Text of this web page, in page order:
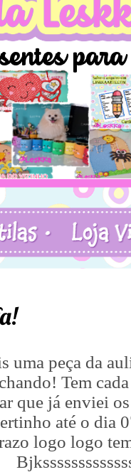
uma peça da
Tem
que já enviei
até o dia
logo logo